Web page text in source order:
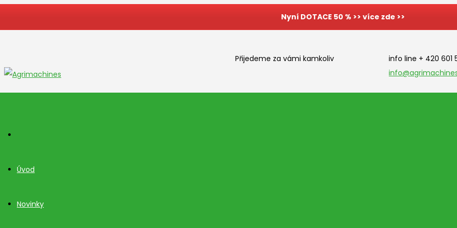
Nyní DOTACE 50 % >> více zde >>
Přijedeme za vámi kamkoliv
info line + 420 601
Úvod
Novinky